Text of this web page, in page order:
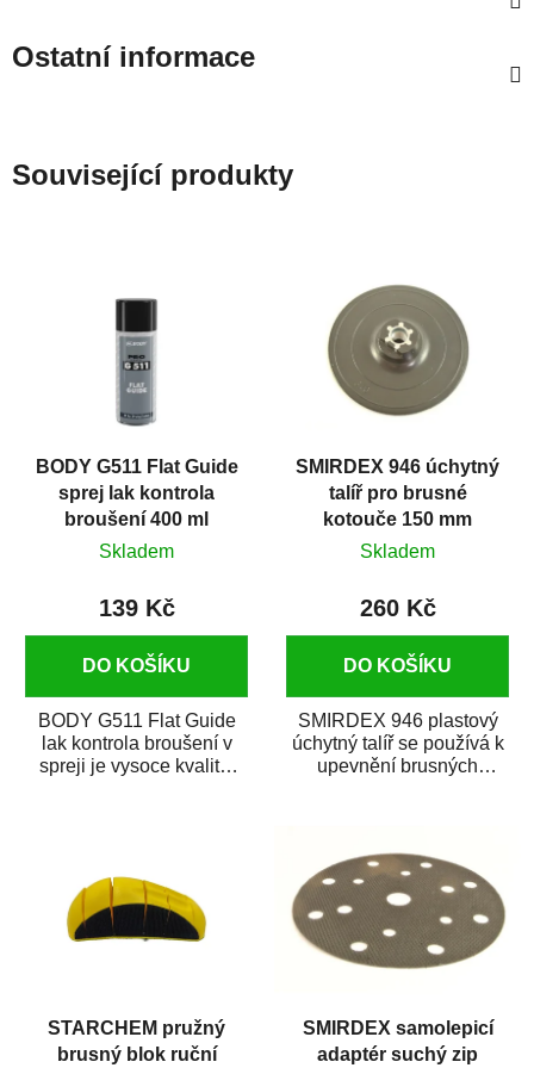
Ostatní informace
Související produkty
BODY G511 Flat Guide
sprej lak kontrola
broušení 400 ml
Skladem
139 Kč
DO KOŠÍKU
BODY G511 Flat Guide
lak kontrola broušení v
spreji je vysoce kvalitní
SMIRDEX 946 úchytný
talíř pro brusné
kotouče 150 mm
Skladem
260 Kč
DO KOŠÍKU
SMIRDEX 946 plastový
úchytný talíř se používá k
upevnění brusných
STARCHEM pružný
brusný blok ruční
SMIRDEX samolepicí
adaptér suchý zip